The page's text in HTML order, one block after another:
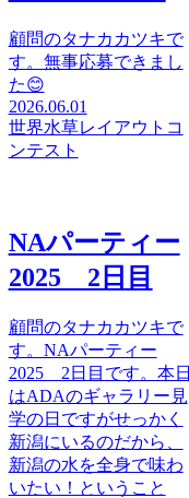
顧問のタナカカツキで
す。無事応募できまし
た😊
2026.06.01
世界水草レイアウトコ
ンテスト
NAパーティー
2025 2日目
顧問のタナカカツキで
す。NAパーティー
2025 2日目です。本日
はADAのギャラリー見
学の日ですがせっかく
新潟にいるのだから、
新潟の水を全身で味わ
いたい！ということ